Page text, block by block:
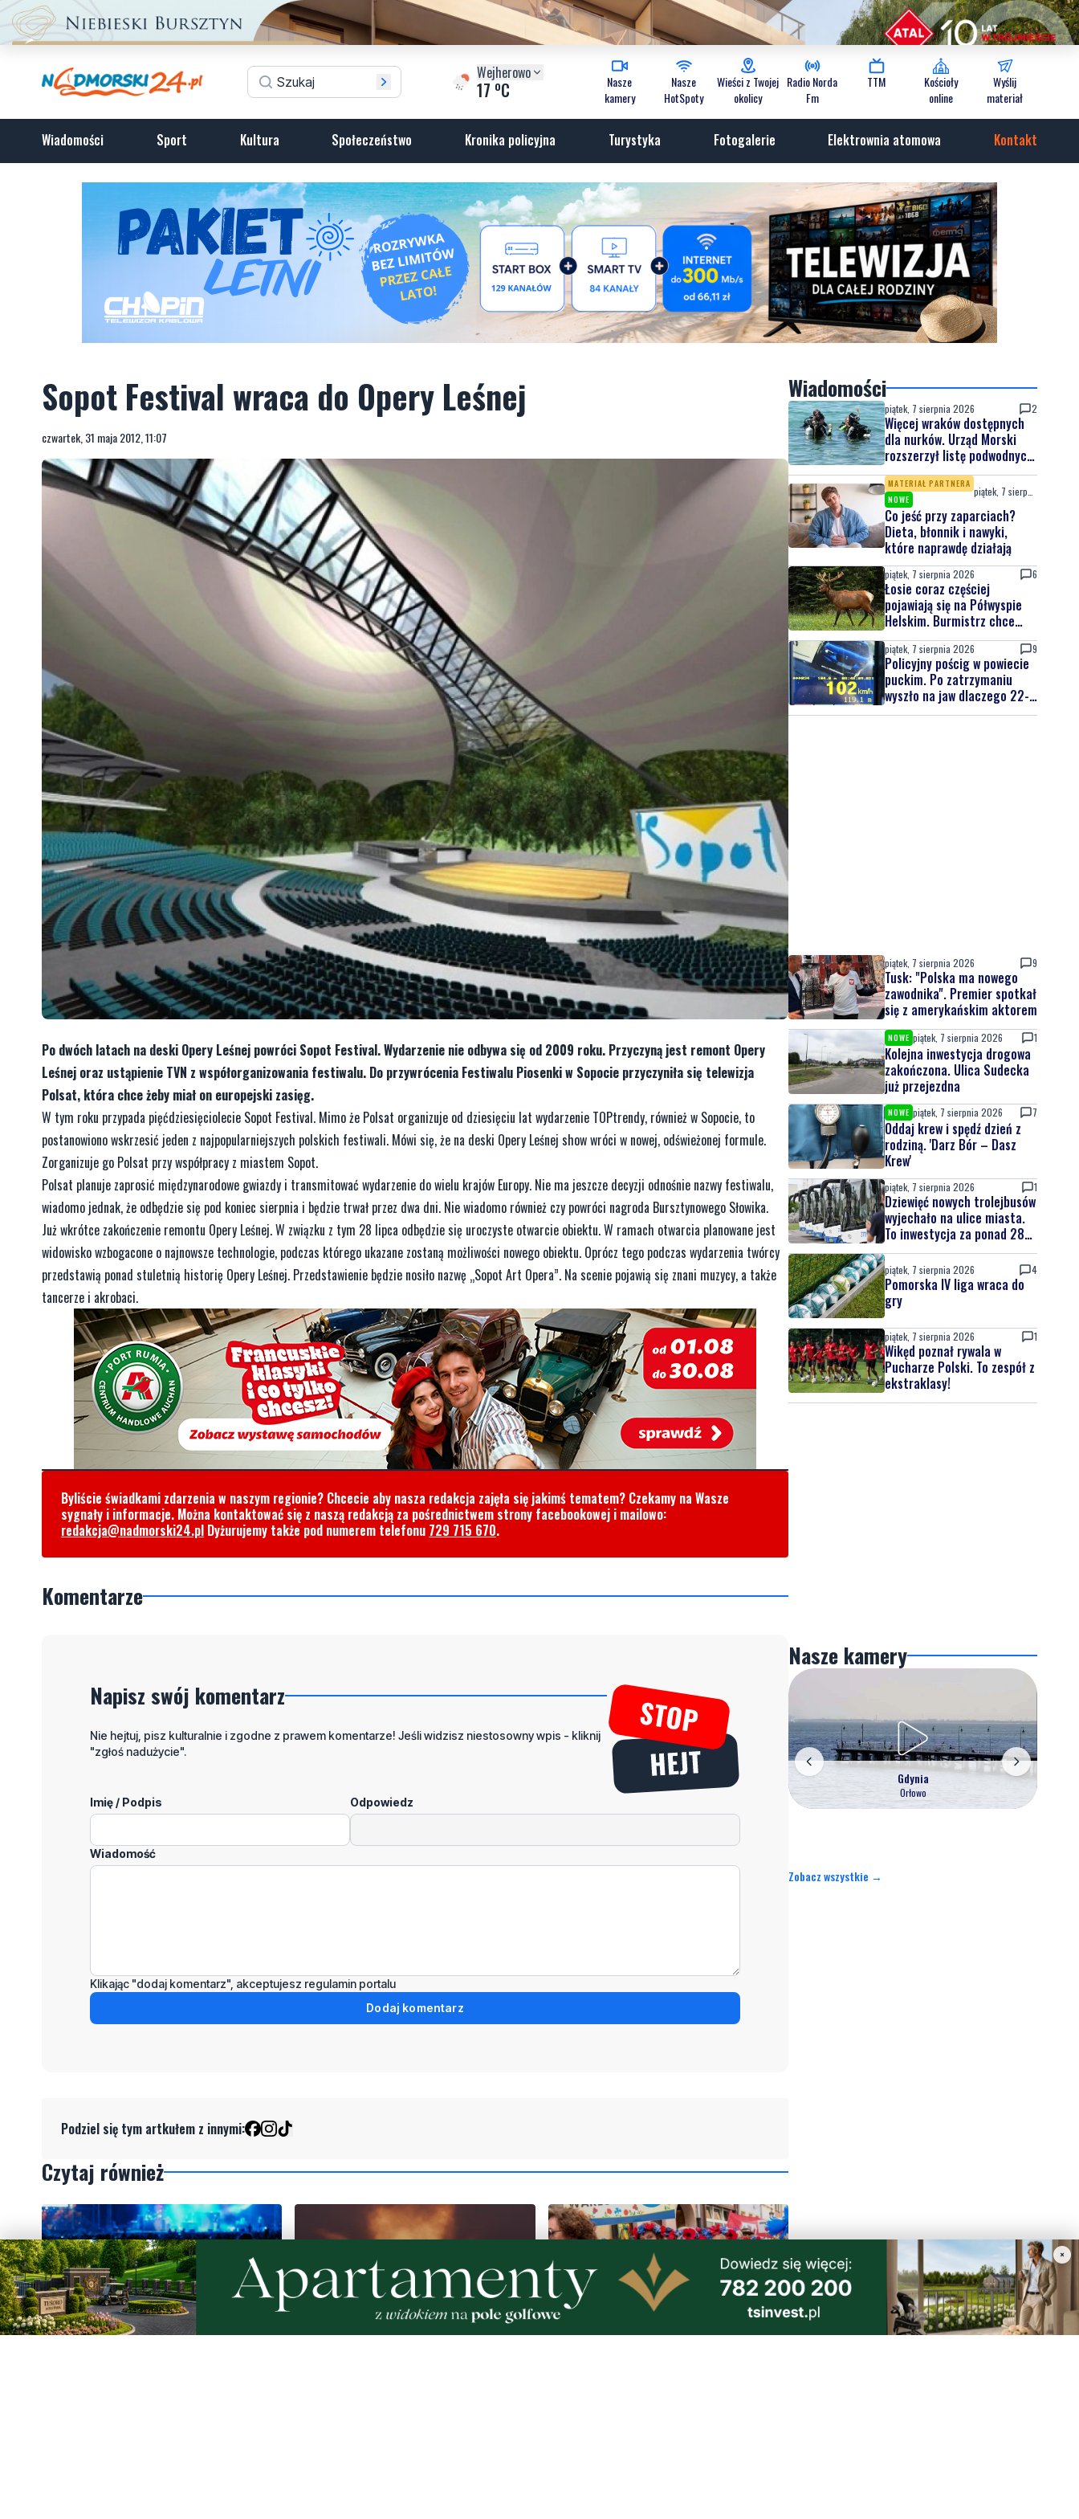
Wejherowo
17 oC
Nasze
kamery
Nasze
HotSpoty
Wieści z Twojej
okolicy
Radio Norda
Fm
TTM
Kościoły
online
Wyślij
materiał
Wiadomości Sport Kultura Społeczeństwo Kronika policyjna Turystyka Fotogalerie Elektrownia atomowa Kontakt
Sopot Festival wraca do Opery Leśnej
czwartek, 31 maja 2012, 11:07
Po dwóch latach na deski Opery Leśnej powróci Sopot Festival. Wydarzenie nie odbywa się od 2009 roku. Przyczyną jest remont Opery
Leśnej oraz ustąpienie TVN z współorganizowania festiwalu. Do przywrócenia Festiwalu Piosenki w Sopocie przyczyniła się telewizja
Polsat, która chce żeby miał on europejski zasięg.
W tym roku przypada pięćdziesięciolecie Sopot Festival. Mimo że Polsat organizuje od dziesięciu lat wydarzenie TOPtrendy, również w Sopocie, to
postanowiono wskrzesić jeden z najpopularniejszych polskich festiwali. Mówi się, że na deski Opery Leśnej show wróci w nowej, odświeżonej formule.
Zorganizuje go Polsat przy współpracy z miastem Sopot.
Polsat planuje zaprosić międzynarodowe gwiazdy i transmitować wydarzenie do wielu krajów Europy. Nie ma jeszcze decyzji odnośnie nazwy festiwalu,
wiadomo jednak, że odbędzie się pod koniec sierpnia i będzie trwał przez dwa dni. Nie wiadomo również czy powróci nagroda Bursztynowego Słowika.
Już wkrótce zakończenie remontu Opery Leśnej. W związku z tym 28 lipca odbędzie się uroczyste otwarcie obiektu. W ramach otwarcia planowane jest
widowisko wzbogacone o najnowsze technologie, podczas którego ukazane zostaną możliwości nowego obiektu. Oprócz tego podczas wydarzenia twórcy
przedstawią ponad stuletnią historię Opery Leśnej. Przedstawienie będzie nosiło nazwę „Sopot Art Opera”. Na scenie pojawią się znani muzycy, a także
tancerze i akrobaci.
Byliście świadkami zdarzenia w naszym regionie? Chcecie aby nasza redakcja zajęła się jakimś tematem? Czekamy na Wasze
sygnały i informacje. Można kontaktować się z naszą redakcją za pośrednictwem strony facebookowej i mailowo:
redakcja@nadmorski24.pl Dyżurujemy także pod numerem telefonu 729 715 670.
Komentarze
Napisz swój komentarz
Nie hejtuj, pisz kulturalnie i zgodne z prawem komentarze! Jeśli widzisz niestosowny wpis - kliknij
"zgłoś nadużycie".
Imię / Podpis Odpowiedz
Wiadomość
Klikając "dodaj komentarz", akceptujesz regulamin portalu
Dodaj komentarz
Podziel się tym artkułem z innymi:
Czytaj również
Wiadomości
piątek, 7 sierpnia 2026 2
Więcej wraków dostępnych
dla nurków. Urząd Morski
rozszerzył listę podwodnych
atrakcji
MATERIAŁ PARTNERA
NOWE
Co jeść przy zaparciach?
Dieta, błonnik i nawyki,
które naprawdę działają
piątek, 7 sierpnia 2026 6
Łosie coraz częściej
pojawiają się na Półwyspie
Helskim. Burmistrz chce
nowych znaków drogowych
piątek, 7 sierpnia 2026 9
Policyjny pościg w powiecie
puckim. Po zatrzymaniu
wyszło na jaw dlaczego 22-
latek uciekał
piątek, 7 sierpnia 2026 9
Tusk: "Polska ma nowego
zawodnika". Premier spotkał
się z amerykańskim aktorem
NOWE piątek, 7 sierpnia 2026 1
Kolejna inwestycja drogowa
zakończona. Ulica Sudecka
już przejezdna
NOWE piątek, 7 sierpnia 2026 7
Oddaj krew i spędź dzień z
rodziną. 'Darz Bór – Dasz
Krew'
piątek, 7 sierpnia 2026 1
Dziewięć nowych trolejbusów
wyjechało na ulice miasta.
To inwestycja za ponad 28
mln zł
piątek, 7 sierpnia 2026 4
Pomorska IV liga wraca do
gry
piątek, 7 sierpnia 2026 1
Wikęd poznał rywala w
Pucharze Polski. To zespół z
ekstraklasy!
Nasze kamery
Gdynia
Orłowo
Zobacz wszystkie →
×